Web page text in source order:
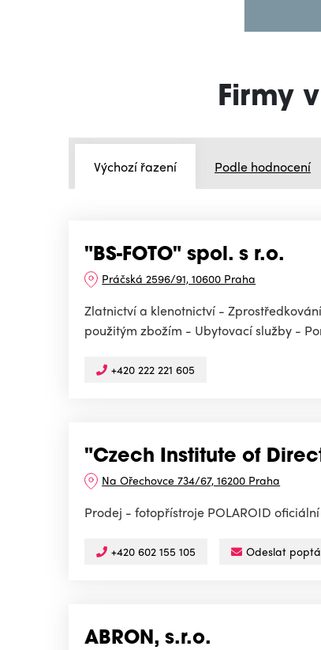
Firmy
Výchozí řazení Podle hodnocení
"BS-FOTO" spol. s r.o.
Práčská 2596/91, 10600 Praha
Zlatnictví a klenotnictví -
použitým zbožím - Ubytovací služby -
+420 222 221 605
"Czech Institute of
Na Ořechovce 734/67, 16200 Praha
Prodej - fotopřístroje POLAROID
+420 602 155 105 Odeslat
ABRON, s.r.o.